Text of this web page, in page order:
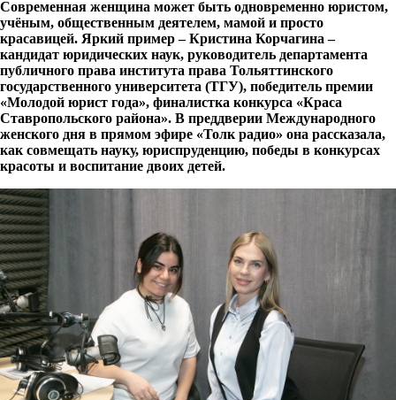
Современная женщина может быть одновременно юристом,
учёным, общественным деятелем, мамой и просто
красавицей. Яркий пример – Кристина Корчагина –
кандидат юридических наук, руководитель департамента
публичного права института права Тольяттинского
государственного университета (ТГУ), победитель премии
«Молодой юрист года», финалистка конкурса «Краса
Ставропольского района». В преддверии Международного
женского дня в прямом эфире «Толк радио» она рассказала,
как совмещать науку, юриспруденцию, победы в конкурсах
красоты и воспитание двоих детей.